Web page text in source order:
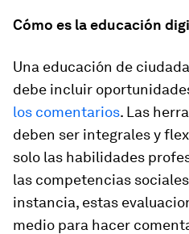
Cómo es la educación
Una educación de
debe incluir
los comentarios. Las
deben ser integrales y
solo las habilidades
las competencias
instancia, estas
medio para hacer